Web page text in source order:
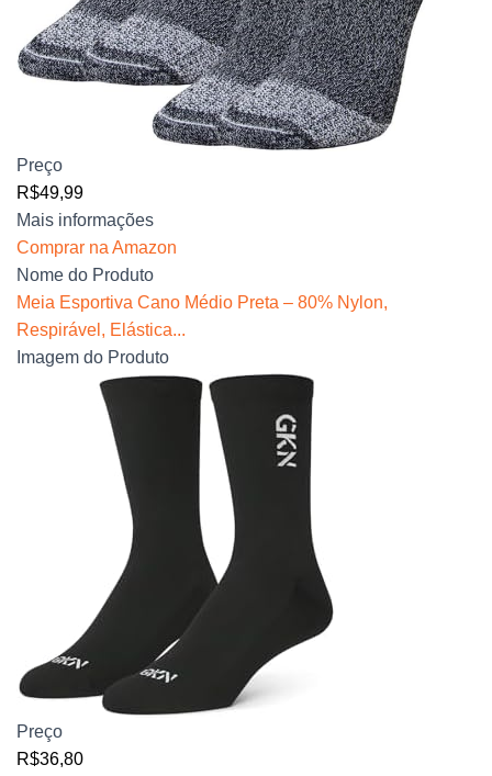
Preço
R$49,99
Mais informações
Comprar na Amazon
Nome do Produto
Meia Esportiva Cano Médio Preta – 80% Nylon,
Respirável, Elástica...
Imagem do Produto
Preço
R$36,80